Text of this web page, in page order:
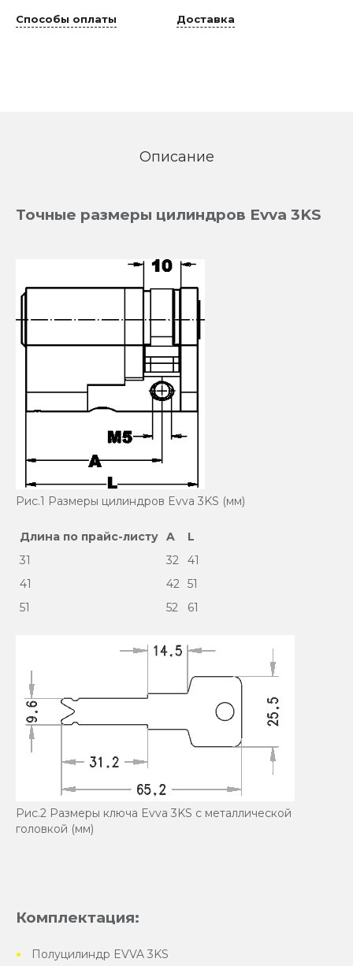
Способы оплаты Доставка
Описание
Точные размеры цилиндров Evva 3KS
Рис.1 Размеры цилиндров Evva 3KS (мм)
Длина по прайс-листу A
L
31
32
41
41
42 51
51
52 61
Рис.2 Размеры ключа Evva 3KS с металлической
головкой (мм)
Комплектация:
Полуцилиндр EVVA 3KS